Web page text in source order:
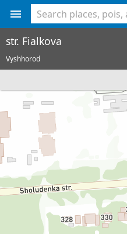
str. Fialkova
Vyshhorod
<% console.log(hcard) %>